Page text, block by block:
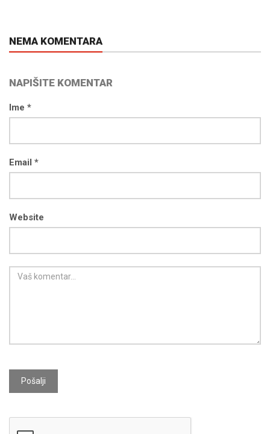
NEMA KOMENTARA
NAPIŠITE KOMENTAR
Ime *
Email *
Website
Pošalji